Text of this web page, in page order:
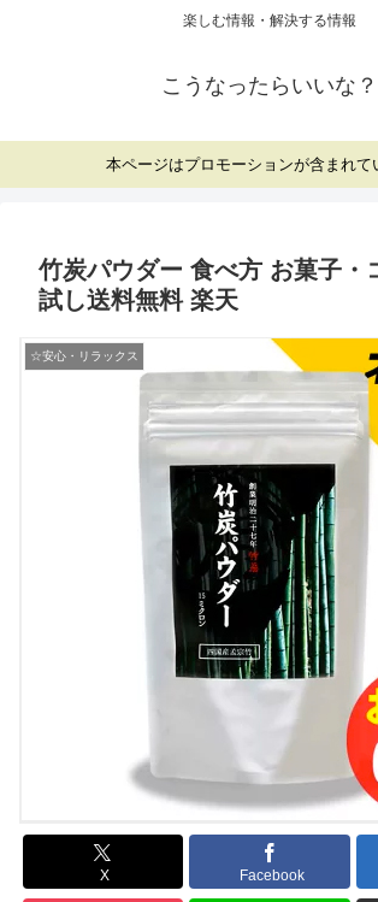
楽しむ情報・解決する情報
こうなったらいいな？
本ページはプロモーションが含まれて
竹炭パウダー 食べ方 お菓子・
試し送料無料 楽天
☆安心・リラックス
X Facebook